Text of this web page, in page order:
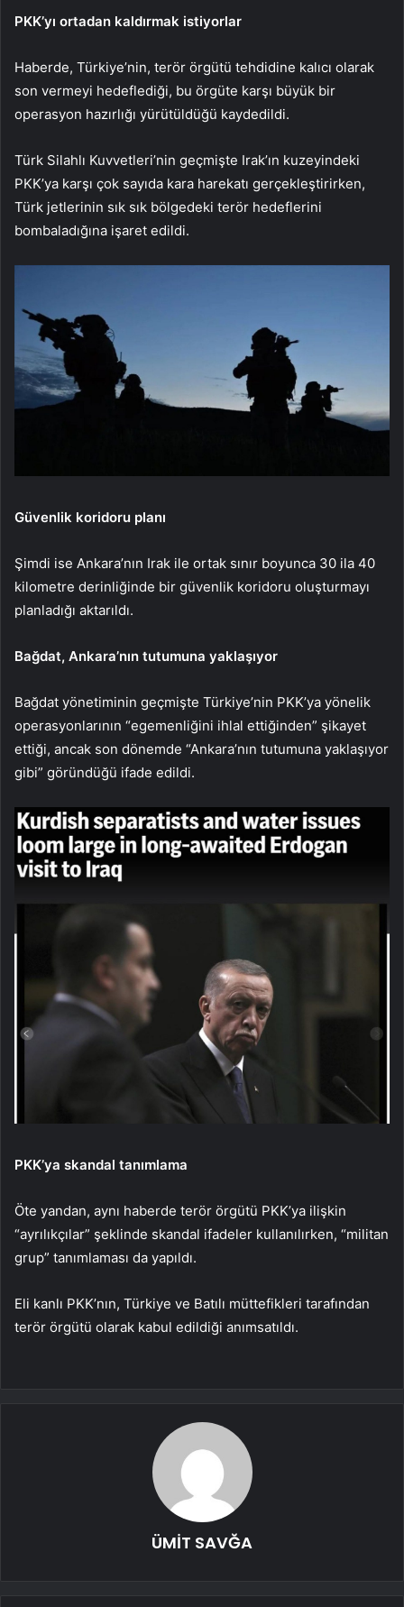
PKK’yı ortadan kaldırmak istiyorlar
Haberde, Türkiye’nin, terör örgütü tehdidine kalıcı olarak
son vermeyi hedeflediği, bu örgüte karşı büyük bir
operasyon hazırlığı yürütüldüğü kaydedildi.
Türk Silahlı Kuvvetleri’nin geçmişte Irak’ın kuzeyindeki
PKK’ya karşı çok sayıda kara harekatı gerçekleştirirken,
Türk jetlerinin sık sık bölgedeki terör hedeflerini
bombaladığına işaret edildi.
Güvenlik koridoru planı
Şimdi ise Ankara’nın Irak ile ortak sınır boyunca 30 ila 40
kilometre derinliğinde bir güvenlik koridoru oluşturmayı
planladığı aktarıldı.
Bağdat, Ankara’nın tutumuna yaklaşıyor
Bağdat yönetiminin geçmişte Türkiye’nin PKK’ya yönelik
operasyonlarının “egemenliğini ihlal ettiğinden” şikayet
ettiği, ancak son dönemde “Ankara’nın tutumuna yaklaşıyor
gibi” göründüğü ifade edildi.
PKK’ya skandal tanımlama
Öte yandan, aynı haberde terör örgütü PKK’ya ilişkin
“ayrılıkçılar” şeklinde skandal ifadeler kullanılırken, “militan
grup” tanımlaması da yapıldı.
Eli kanlı PKK’nın, Türkiye ve Batılı müttefikleri tarafından
terör örgütü olarak kabul edildiği anımsatıldı.
ÜMİT SAVĞA